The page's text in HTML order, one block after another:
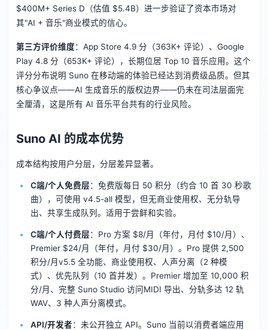
$400M+ Series D（估值 $5.4B）进一步验证了资本市场对
其"AI + 音乐"商业模式的信心。
第三方评价维度：App Store 4.9 分（363K+ 评论）、Google
Play 4.8 分（653K+ 评论），长期位居 Top 10 音乐应用。这个
评分分布说明 Suno 在移动端的体验已经达到消费级品质。但其
核心争议点——AI 生成音乐的版权边界——仍未在司法层面完
全厘清，这是所有 AI 音乐平台共有的行业风险。
Suno AI 的成本优势
成本结构按用户分层，分层差异显著。
C端/个人免费层：免费版每日 50 积分（约合 10 首 30 秒歌
曲），可使用 v4.5-all 模型，但无商业使用权、无分轨导
出、共享生成队列。适用于尝鲜和实验。
C端/个人付费层：Pro 方案 $8/月（年付，月付 $10/月）、
Premier $24/月（年付，月付 $30/月）。Pro 提供 2,500
积分/月v5.5 全功能、商业使用权、人声分离（2 种模
式）、优先队列（10 首并发）。Premier 增加至 10,000 积
分/月、完整 Suno Studio 访问MIDI 导出、分轨多达 12 轨
WAV、3 种人声分离模式。
API/开发者：未公开独立 API。Suno 当前以消费者端应用